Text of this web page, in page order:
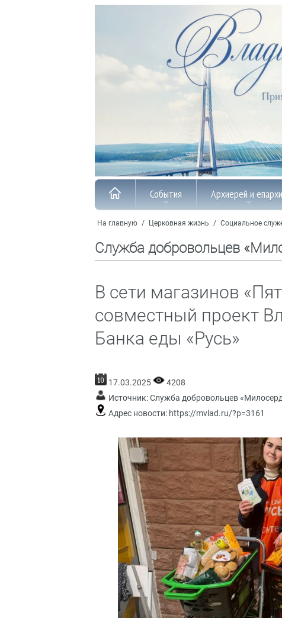
События Архиерей и
На главную / Церковная жизнь / Социальное
Служба добровольцев
В сети магазинов
совместный проект
Банка еды «Русь»
17.03.2025
4208
Источник:Служба добровольцев
Адрес новости: https://mvlad.ru/?p=3161